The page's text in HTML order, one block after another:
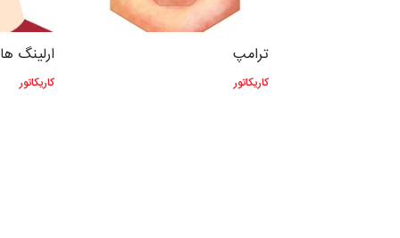
ارلینگ
کاریکاتور
ترامپ
کاریکاتور